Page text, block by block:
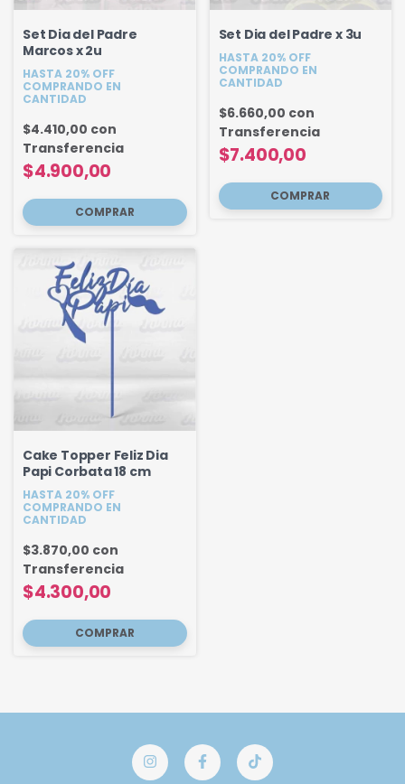
Set Dia del Padre
Marcos x 2u
HASTA 20% OFF
COMPRANDO EN
CANTIDAD
$4.900,00
$4.410,00 con
Transferencia
Set Dia del Padre x 3u
HASTA 20% OFF
COMPRANDO EN
CANTIDAD
$7.400,00
$6.660,00 con
Transferencia
Cake Topper Feliz Dia
Papi Corbata 18 cm
HASTA 20% OFF
COMPRANDO EN
CANTIDAD
$4.300,00
$3.870,00 con
Transferencia